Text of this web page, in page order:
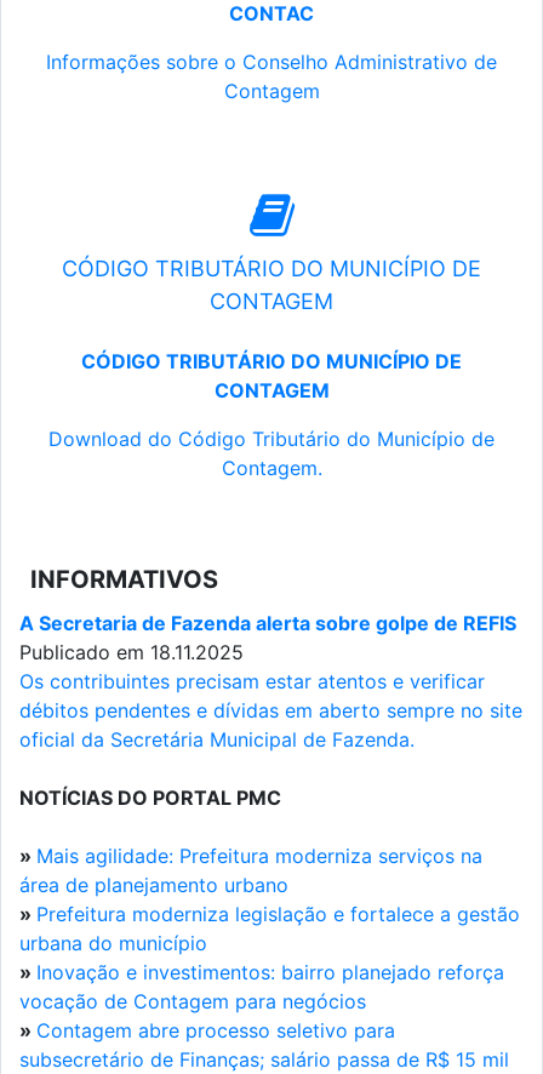
CONTAC
Informações sobre o Conselho Administrativo de
Contagem
CÓDIGO TRIBUTÁRIO DO MUNICÍPIO DE
CONTAGEM
CÓDIGO TRIBUTÁRIO DO MUNICÍPIO DE
CONTAGEM
Download do Código Tributário do Município de
Contagem.
INFORMATIVOS
A Secretaria de Fazenda alerta sobre golpe de REFIS
Publicado em 18.11.2025
Os contribuintes precisam estar atentos e verificar
débitos pendentes e dívidas em aberto sempre no site
oficial da Secretária Municipal de Fazenda.
NOTÍCIAS DO PORTAL PMC
» Mais agilidade: Prefeitura moderniza serviços na
área de planejamento urbano
» Prefeitura moderniza legislação e fortalece a gestão
urbana do município
» Inovação e investimentos: bairro planejado reforça
vocação de Contagem para negócios
» Contagem abre processo seletivo para
subsecretário de Finanças; salário passa de R$ 15 mil